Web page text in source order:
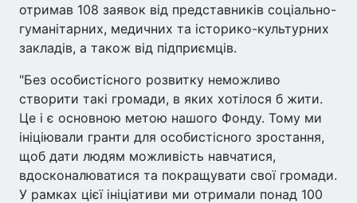
отримав 108 заявок від представників соціально-
гуманітарних, медичних та історико-культурних
закладів, а також від підприємців.
"Без особистісного розвитку неможливо
створити такі громади, в яких хотілося б жити.
Це і є основною метою нашого Фонду. Тому ми
ініціювали гранти для особистісного зростання,
щоб дати людям можливість навчатися,
вдосконалюватися та покращувати свої громади.
У рамках цієї ініціативи ми отримали понад 100